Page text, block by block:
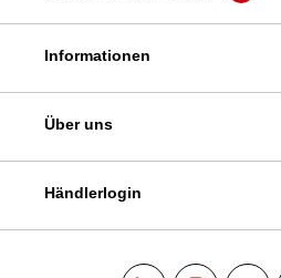
Informationen
Über uns
Händlerlogin